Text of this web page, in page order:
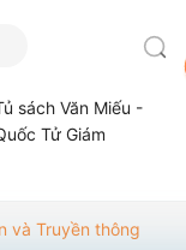
sách Văn Miếu -
Tử Giám
và Truyền thông